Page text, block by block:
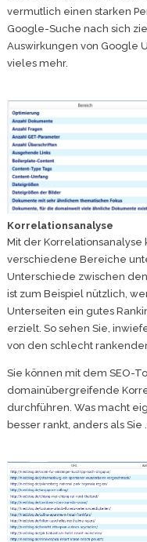
vermutlich einen starken
Google-Suche nach sich
Auswirkungen von Google
vieles mehr.
Korrelationsanalyse
Mit der Korrelationsanalyse
verschiedene Bereiche
Unterschiede zwischen
ist zum Beispiel nützlich,
Unterseiten ein gutes
erzielt. So sehen Sie,
von den schlecht
Sie können mit dem SEO-
domainübergreifende
durchführen. Was macht
besser rankt, anders als Sie